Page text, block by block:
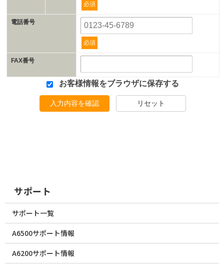
必須
電話番号
必須
FAX番号
お客様情報をブラウザに保存する
入力内容を確認 リセット
サポート
サポート一覧
A6500サポート情報
A6200サポート情報